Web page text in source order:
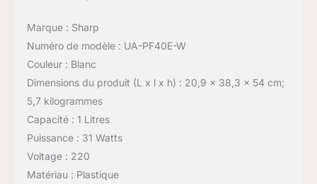
Marque : Sharp
Numéro de modèle : UA-PF40E-W
Couleur : Blanc
Dimensions du produit (L x l x h) : 20,9 x 38,3 x 54 cm;
5,7 kilogrammes
Capacité : 1 Litres
Puissance : 31 Watts
Voltage : 220
Matériau : Plastique